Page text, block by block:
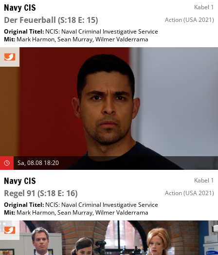
Navy CIS Kabel 1
Der Feuerball (S:18 E: 15) Action(USA 2021)
Original Titel: NCIS: Naval Criminal Investigative Service
Mit: Mark Harmon,Sean Murray,Wilmer Valderrama
Sa, 08.08 18:20
Navy CIS Kabel 1
Regel 91 (S:18 E: 16) Action(USA 2021)
Original Titel: NCIS: Naval Criminal Investigative Service
Mit: Mark Harmon,Sean Murray,Wilmer Valderrama